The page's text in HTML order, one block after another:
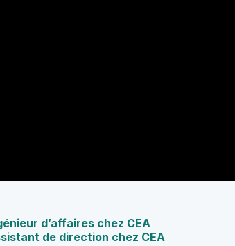
d’affaires chez CEA
de direction chez CEA